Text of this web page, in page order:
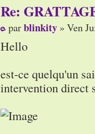
Re:
parblinkity » Ven
Hello
est-ce quelqu'un
intervention direct